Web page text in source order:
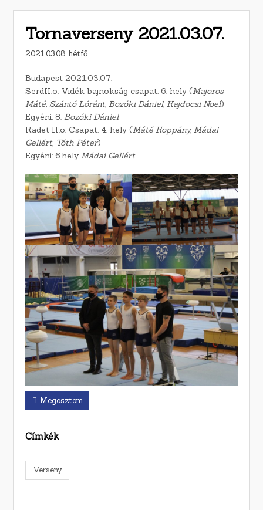
Tornaverseny 2021.03.07.
2021.03.08. hétfő
Budapest 2021.03.07.
SerdII.o. Vidék bajnokság csapat: 6. hely (Majoros
Máté, Szántó Lóránt, Bozóki Dániel, Kajdocsi Noel)
Egyéni: 8.Bozóki Dániel
Kadet II.o. Csapat: 4. hely (Máté Koppány, Mádai
Gellért, Tóth Péter)
Egyéni: 6.helyMádai Gellért
Megosztom
Címkék
Verseny